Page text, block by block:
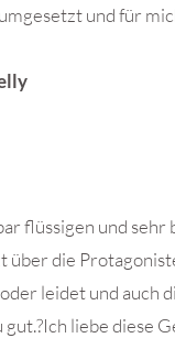
und für
flüssigen und
über die
leidet und auch
liebe diese